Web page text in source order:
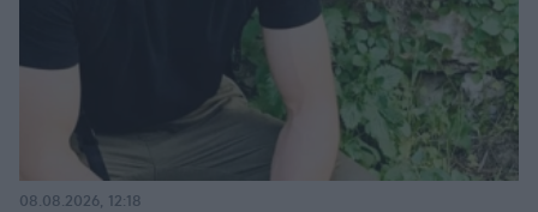
08.08.2026, 12:18